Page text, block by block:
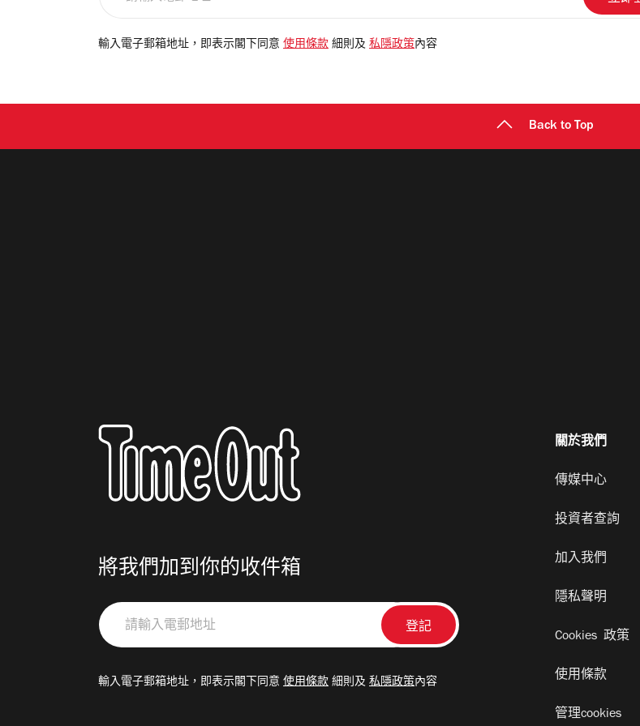
電
輸入電子郵箱地址，即表示閣下同意 使用條款 細則及 私隱政策內容
Back to Top
將我們加到你的收件箱
請
輸
郵
輸入電子郵箱地址，即表示閣下同意 使用條款 細則及 私隱政策內容
關於我們
傳媒中心
投資者查詢
加入我們
隱私聲明
Cookies 政策
使用條款
管理cookies